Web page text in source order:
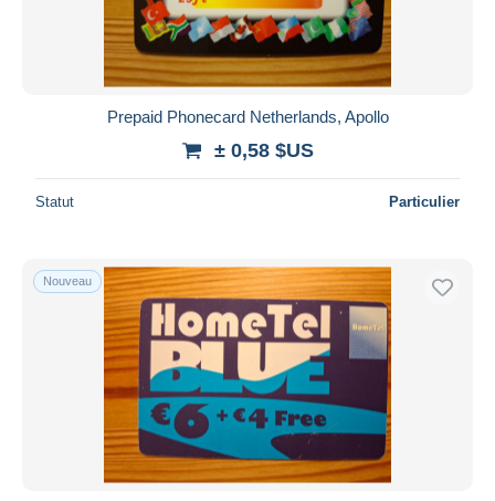
Prepaid Phonecard Netherlands, Apollo
± 0,58 $US
Statut Particulier
Nouveau